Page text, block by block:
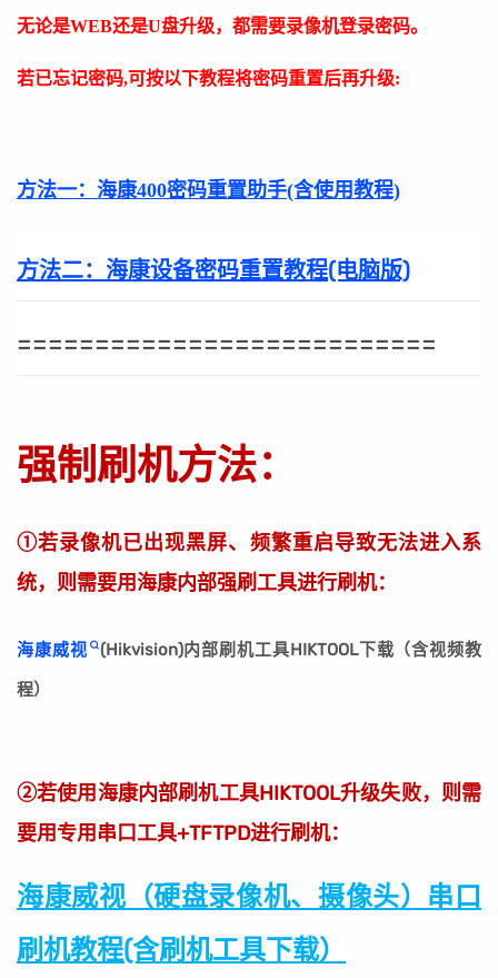
无论是WEB还是U盘升级，都需要录像机登录密码。
若已忘记密码,可按以下教程将密码重置后再升级:
方法一： 海康400密码重置助手(含使用教程)
方法二： 海康设备密码重置教程(电脑版)
===========================
强制刷机方法：
①若录像机已出现黑屏、频繁重启导致无法进入系
统，则需要用海康内部强刷工具进行刷机：
海康威视
(Hikvision)内部刷机工具HIKTOOL下载（含视频教
程）
②若使用海康内部刷机工具HIKTOOL升级失败，则需
要用专用串口工具+TFTPD进行刷机：
海康威视（硬盘录像机、摄像头）串口
刷机教程(含刷机工具下载）